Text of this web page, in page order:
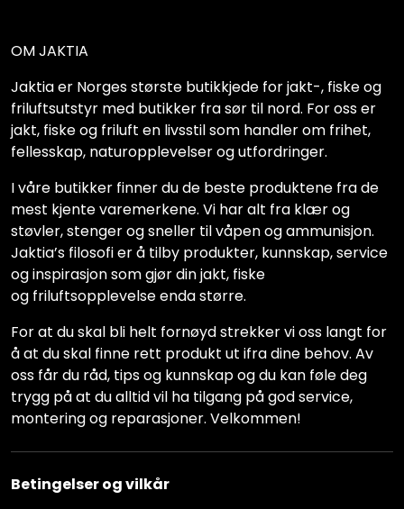
OM JAKTIA
Jaktia er Norges største butikkjede for jakt-, fiske og
friluftsutstyr med butikker fra sør til nord. For oss er
jakt, fiske og friluft en livsstil som handler om frihet,
fellesskap, naturopplevelser og utfordringer.
I våre butikker finner du de beste produktene fra de
mest kjente varemerkene. Vi har alt fra klær og
støvler, stenger og sneller til våpen og ammunisjon.
Jaktia’s filosofi er å tilby produkter, kunnskap, service
og inspirasjon som gjør din jakt, fiske
og friluftsopplevelse enda større.
For at du skal bli helt fornøyd strekker vi oss langt for
å at du skal finne rett produkt ut ifra dine behov. Av
oss får du råd, tips og kunnskap og du kan føle deg
trygg på at du alltid vil ha tilgang på god service,
montering og reparasjoner. Velkommen!
Betingelser og vilkår